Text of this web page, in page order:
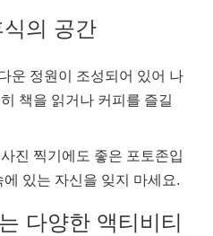
의 공간
운 정원이 조성되어 있어 나
책을 읽거나 커피를 즐길
진 찍기에도 좋은 포토존입
있는 자신을 잊지 마세요.
다양한 액티비티